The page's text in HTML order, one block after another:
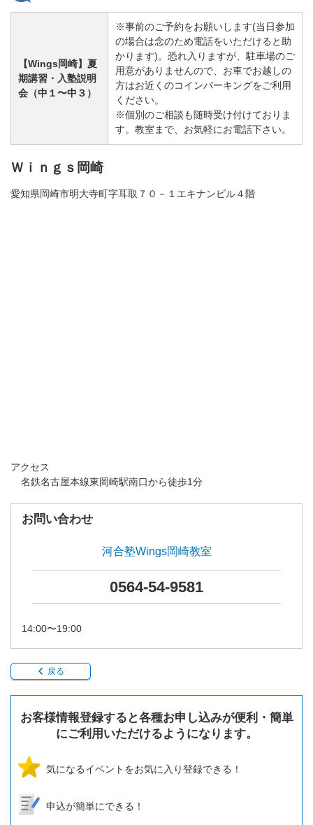
【Wings岡崎】夏
期講習・入塾説明
会（中１〜中３）
※事前のご予約をお願いします(当日参加
の場合は念のため電話をいただけると助
かります)。恐れ入りますが、駐車場のご
用意がありませんので、お車でお越しの
方はお近くのコインパーキングをご利用
ください。
※個別のご相談も随時受け付けておりま
す。教室まで、お気軽にお電話下さい。
Ｗｉｎｇｓ岡崎
愛知県岡崎市明大寺町字耳取７０－１エキナンビル４階
アクセス
名鉄名古屋本線東岡崎駅南口から徒歩1分
お問い合わせ
河合塾Wings岡崎教室
0564-54-9581
14:00〜19:00
戻る
お客様情報登録すると各種お申し込みが便利・簡単
にご利用いただけるようになります。
気になるイベントをお気に入り登録できる！
申込が簡単にできる！